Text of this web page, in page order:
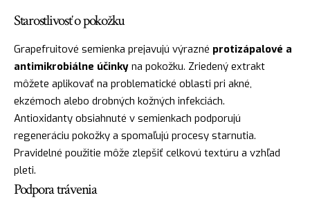
Starostlivosť o pokožku
Grapefruitové semienka prejavujú výrazné protizápalové a
antimikrobiálne účinky na pokožku. Zriedený extrakt
môžete aplikovať na problematické oblasti pri akné,
ekzémoch alebo drobných kožných infekciách.
Antioxidanty obsiahnuté v semienkach podporujú
regeneráciu pokožky a spomaľujú procesy starnutia.
Pravidelné použitie môže zlepšiť celkovú textúru a vzhľad
pleti.
Podpora trávenia